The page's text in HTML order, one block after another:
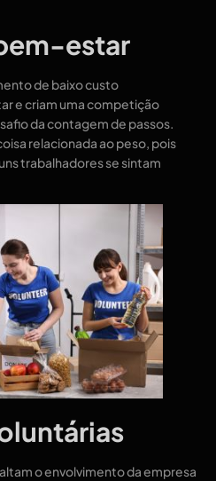
estar
de baixo custo
e criam uma competição
da contagem de passos.
relacionada ao peso, pois
trabalhadores se sintam
o envolvimento da empresa